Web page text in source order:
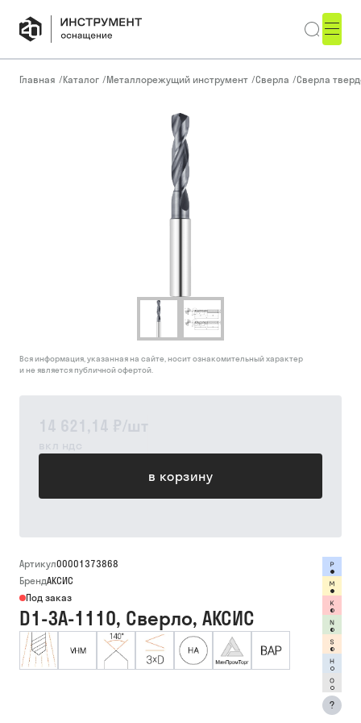
Главная /Каталог /Металлорежущий инструмент /Сверла /Сверла
14 621,14 ₽/шт
вкл ндс
в корзину
Вся информация, указанная на сайте, носит ознакомительный характер
и не является публичной офертой.
Артикул00001373868
БрендАКСИС
Под заказ
D1-3A-1110, Сверло, АКСИС
?